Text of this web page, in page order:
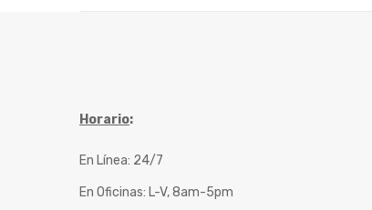
Horario:
En Línea: 24/7
En Oficinas: L-V, 8am-5pm